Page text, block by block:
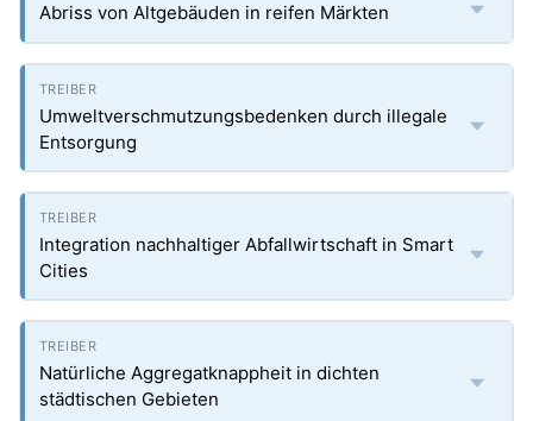
Abriss von Altgebäuden in reifen Märkten
Umweltverschmutzungsbedenken durch illegale
Entsorgung
Integration nachhaltiger Abfallwirtschaft in Smart
Cities
Natürliche Aggregatknappheit in dichten
städtischen Gebieten